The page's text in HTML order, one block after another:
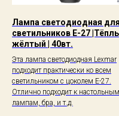
Лампа светодиодная для
светильников Е-27
жёлтый | 40вт.
Эта лампа cветодиодная Lexmar
подходит практически ко всем
светильником с цоколем E-27.
Отлично подходит к настольным
лампам, бра, и т.д.